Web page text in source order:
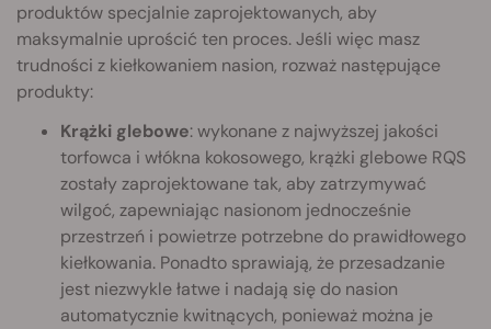
produktów specjalnie zaprojektowanych, aby
maksymalnie uprościć ten proces. Jeśli więc masz
trudności z kiełkowaniem nasion, rozważ następujące
produkty:
Krążki glebowe: wykonane z najwyższej jakości
torfowca i włókna kokosowego, krążki glebowe RQS
zostały zaprojektowane tak, aby zatrzymywać
wilgoć, zapewniając nasionom jednocześnie
przestrzeń i powietrze potrzebne do prawidłowego
kiełkowania. Ponadto sprawiają, że przesadzanie
jest niezwykle łatwe i nadają się do nasion
automatycznie kwitnących, ponieważ można je